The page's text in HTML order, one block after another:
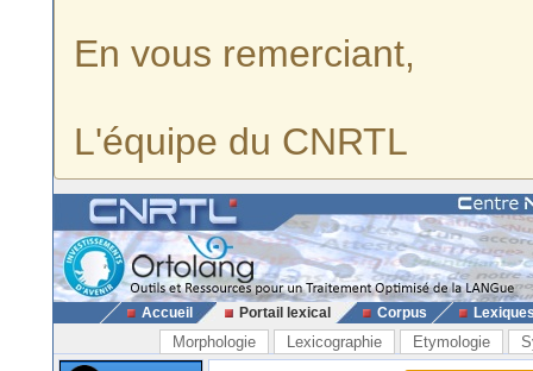
En vous remerciant,
L'équipe du CNRTL
Accueil Portail lexical Corpus
Morphologie Lexicographie Etymologie